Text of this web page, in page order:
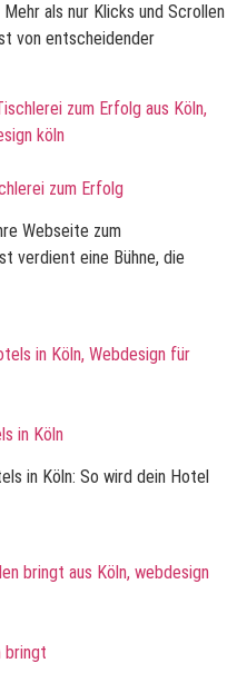
als nur Klicks und Scrollen
von entscheidender
zum Erfolg
Webseite zum
verdient eine Bühne, die
in Köln
in Köln: So wird dein Hotel
bringt